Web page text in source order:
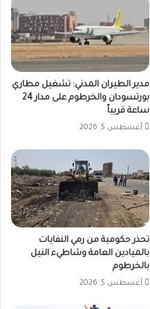
مدير الطيران المدني: تشغيل مطاري
بورتسودان والخرطوم على مدار 24
ساعة قريباً
أغسطس 5, 2026
تحذر حكومية من رمي النفايات
بالميادين العامة وشاطيء النيل
بالخرطوم
أغسطس 5, 2026